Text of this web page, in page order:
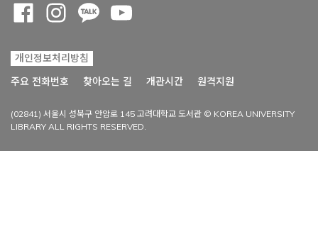
개인정보처리방침
주요 전화번호
찾아오는 길 개관시간 원격지원
(02841) 서울시 성북구 안암로 145 고려대학교 도서관 © KOREA UNIVERSITY
LIBRARY ALL RIGHTS RESERVED.
Opens a new window
Opens a new window
Opens a new window